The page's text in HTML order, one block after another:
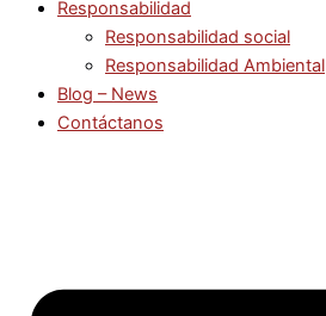
Responsabilidad
Responsabilidad social
Responsabilidad Ambiental
Blog – News
Contáctanos